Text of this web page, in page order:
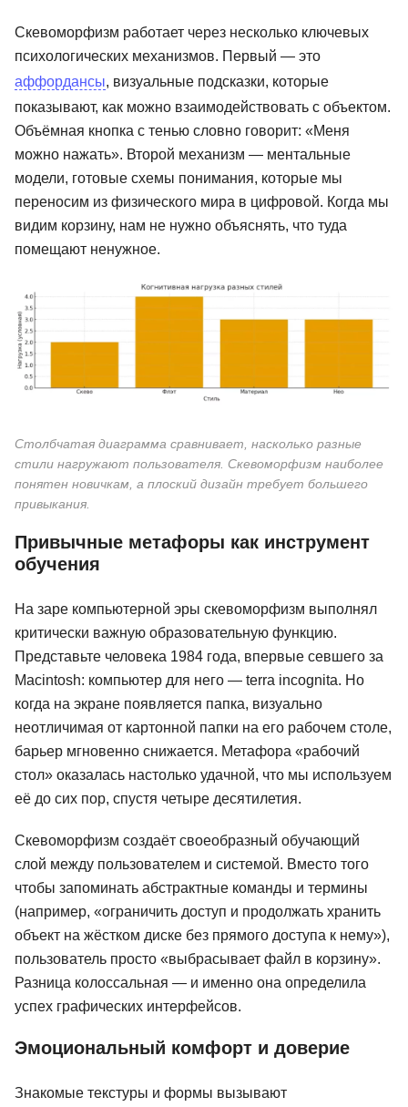
Скевоморфизм работает через несколько ключевых
психологических механизмов. Первый — это
аффордансы, визуальные подсказки, которые
показывают, как можно взаимодействовать с объектом.
Объёмная кнопка с тенью словно говорит: «Меня
можно нажать». Второй механизм — ментальные
модели, готовые схемы понимания, которые мы
переносим из физического мира в цифровой. Когда мы
видим корзину, нам не нужно объяснять, что туда
помещают ненужное.
Столбчатая диаграмма сравнивает, насколько разные
стили нагружают пользователя. Скевоморфизм наиболее
понятен новичкам, а плоский дизайн требует большего
привыкания.
Привычные метафоры как инструмент
обучения
На заре компьютерной эры скевоморфизм выполнял
критически важную образовательную функцию.
Представьте человека 1984 года, впервые севшего за
Macintosh: компьютер для него — terra incognita. Но
когда на экране появляется папка, визуально
неотличимая от картонной папки на его рабочем столе,
барьер мгновенно снижается. Метафора «рабочий
стол» оказалась настолько удачной, что мы используем
её до сих пор, спустя четыре десятилетия.
Скевоморфизм создаёт своеобразный обучающий
слой между пользователем и системой. Вместо того
чтобы запоминать абстрактные команды и термины
(например, «ограничить доступ и продолжать хранить
объект на жёстком диске без прямого доступа к нему»),
пользователь просто «выбрасывает файл в корзину».
Разница колоссальная — и именно она определила
успех графических интерфейсов.
Эмоциональный комфорт и доверие
Знакомые текстуры и формы вызывают